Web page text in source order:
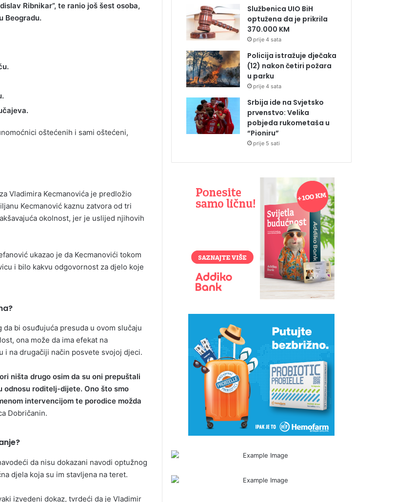
Ribnikar”, te ranio još šest osoba,
Beogradu.
oštećenih i sami oštećeni,
Vladimira Kecmanovića je predložio
Kecmanović kaznu zatvora od tri
okolnost, jer je uslijed njihovih
ukazao je da Kecmanovići tokom
i bilo kakvu odgovornost za djelo koje
bi osuđujuća presuda u ovom slučaju
ona može da ima efekat na
i na drugačiji način posvete svojoj djeci.
ništa drugo osim da su oni prepuštali
odnosu roditelj-dijete. Ono što smo
intervencijom te porodice možda
Dobričanin.
da nisu dokazani navodi optužnog
djela koja su im stavljena na teret.
izvedeni dokaz, tvrdeći da je Vladimir
Službenica UIO BiH
optužena da je prikrila
370.000 KM
prije 4 sata
Policija istražuje dječaka
(12) nakon četiri požara
u parku
prije 4 sata
Srbija ide na Svjetsko
prvenstvo: Velika
pobjeda rukometaša u
“Pioniru”
prije 5 sati